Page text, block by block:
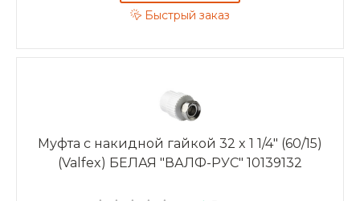
Быстрый заказ
Муфта с накидной гайкой 32 x 1 1/4" (60/15)
(Valfex) БЕЛАЯ "ВАЛФ-РУС" 10139132